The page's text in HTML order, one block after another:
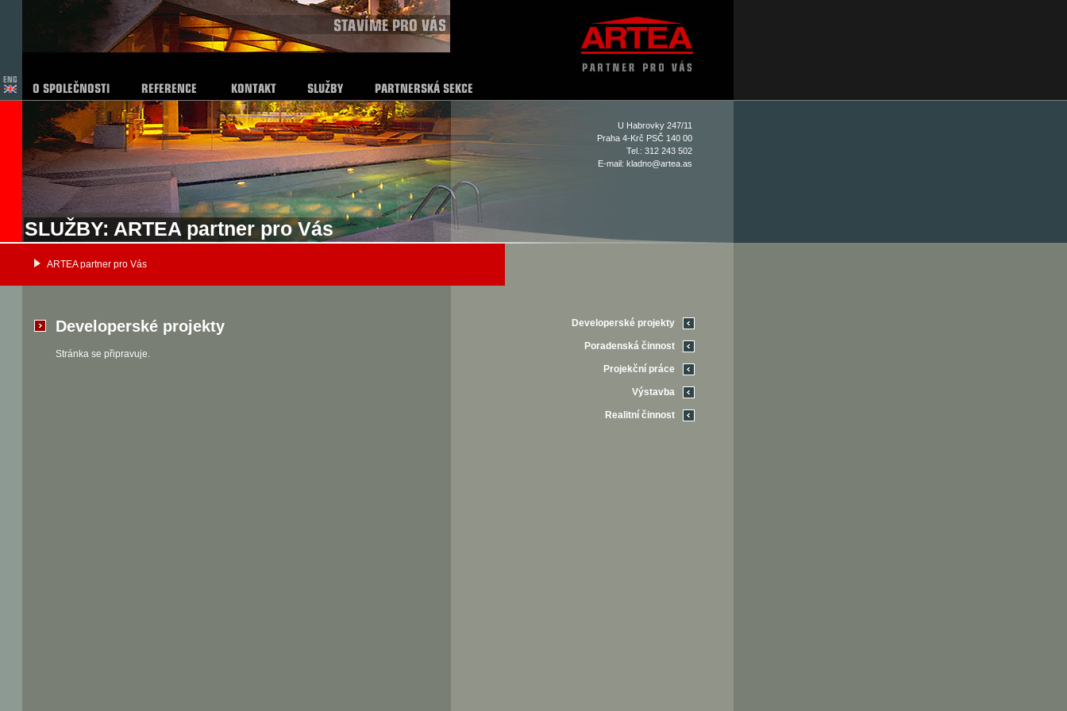
SLUŽBY: ARTEA partner pro Vás
U Habrovky 247/11
Praha 4-Krč PSČ 140 00
Tel.: 312 243 502
E-mail: kladno@artea.as
ARTEA partner pro Vás
Developerské projekty
Stránka se připravuje.
Developerské projekty
Poradenská činnost
Projekční práce
Výstavba
Realitní činnost